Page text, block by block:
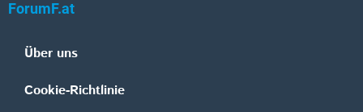
ForumF.at
Über uns
Cookie-Richtlinie